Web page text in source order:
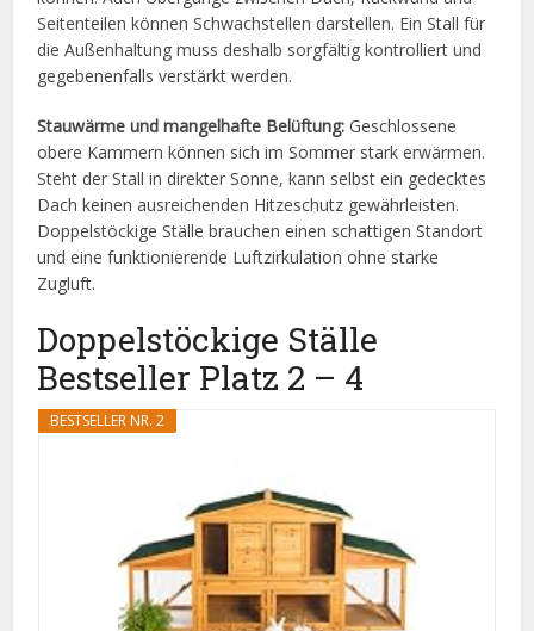
Seitenteilen können Schwachstellen darstellen. Ein Stall für
die Außenhaltung muss deshalb sorgfältig kontrolliert und
gegebenenfalls verstärkt werden.
Stauwärme und mangelhafte Belüftung: Geschlossene
obere Kammern können sich im Sommer stark erwärmen.
Steht der Stall in direkter Sonne, kann selbst ein gedecktes
Dach keinen ausreichenden Hitzeschutz gewährleisten.
Doppelstöckige Ställe brauchen einen schattigen Standort
und eine funktionierende Luftzirkulation ohne starke
Zugluft.
Doppelstöckige Ställe
Bestseller Platz 2 – 4
BESTSELLER NR. 2